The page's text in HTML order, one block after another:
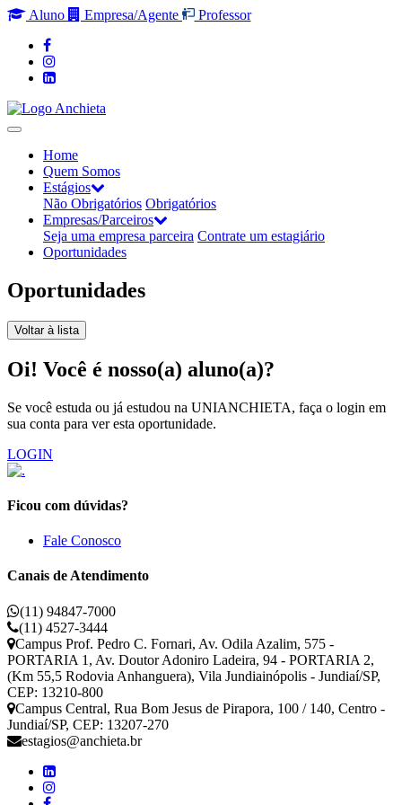
Aluno Empresa/Agente Professor
Home
Quem Somos
Estágios
Não Obrigatórios Obrigatórios
Empresas/Parceiros
Seja uma empresa parceira Contrate um estagiário
Oportunidades
Oportunidades
Voltar à lista
Oi! Você é nosso(a) aluno(a)?
Se você estuda ou já estudou na UNIANCHIETA, faça o login em
sua conta para ver esta oportunidade.
LOGIN
Ficou com dúvidas?
Fale Conosco
Canais de Atendimento
(11) 94847-7000
(11) 4527-3444
Campus Prof. Pedro C. Fornari, Av. Odila Azalim, 575 -
PORTARIA 1, Av. Doutor Adoniro Ladeira, 94 - PORTARIA 2,
(Km 55,5 Rodovia Anhanguera), Vila Jundiainópolis - Jundiaí/SP,
CEP: 13210-800
Campus Central, Rua Bom Jesus de Pirapora, 100 / 140, Centro -
Jundiaí/SP, CEP: 13207-270
estagios@anchieta.br